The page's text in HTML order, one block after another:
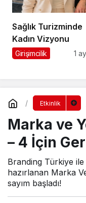
Sağlık Turizminde
Kadın Vizyonu
Girişimcilik 1
Etkinlik
Marka ve
– 4 İçin
Branding Türkiye
hazırlanan Marka
sayım başladı!